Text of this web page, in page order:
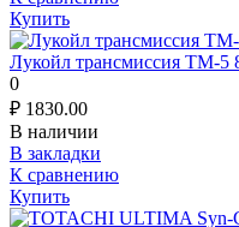
Купить
Лукойл трансмиссия ТМ-5
0
₽ 1830.00
В наличии
В закладки
К сравнению
Купить